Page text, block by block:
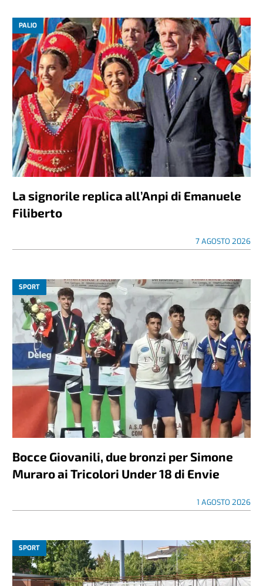
PALIO
La signorile replica all’Anpi di Emanuele
Filiberto
7 AGOSTO 2026
SPORT
Bocce Giovanili, due bronzi per Simone
Muraro ai Tricolori Under 18 di Envie
1 AGOSTO 2026
SPORT